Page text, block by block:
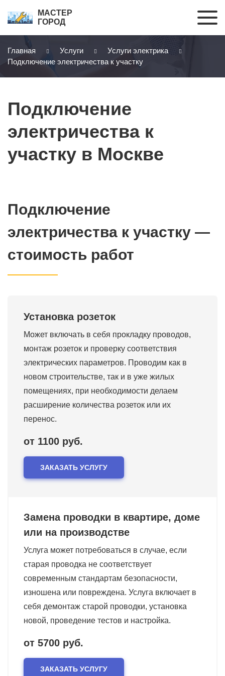
МАСТЕР
ГОРОД
Главная Услуги
Услуги электрика
Подключение электричества к участку
Подключение
электричества к
участку в Москве
Подключение
электричества к участку —
стоимость работ
Установка розеток
Может включать в себя прокладку проводов,
монтаж розеток и проверку соответствия
электрических параметров. Проводим как в
новом строительстве, так и в уже жилых
помещениях, при необходимости делаем
расширение количества розеток или их
перенос.
от 1100 руб.
ЗАКАЗАТЬ УСЛУГУ
Замена проводки в квартире, доме
или на производстве
Услуга может потребоваться в случае, если
старая проводка не соответствует
современным стандартам безопасности,
изношена или повреждена. Услуга включает в
себя демонтаж старой проводки, установка
новой, проведение тестов и настройка.
от 5700 руб.
ЗАКАЗАТЬ УСЛУГУ